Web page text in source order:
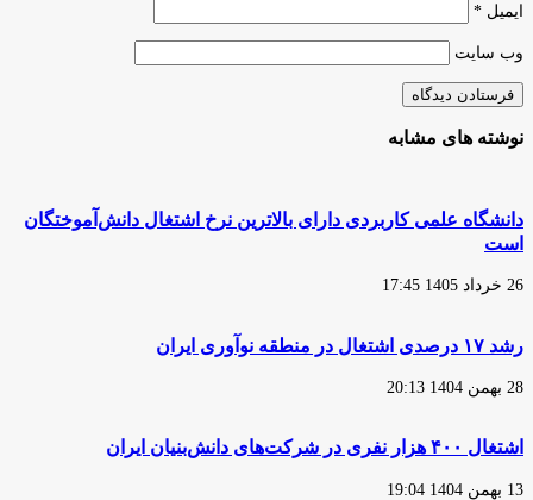
ایمیل *
وب‌ سایت
نوشته های مشابه
دانشگاه علمی کاربردی دارای بالاترین نرخ اشتغال دانش‌آموختگان
است
26 خرداد 1405 17:45
رشد ۱۷ درصدی اشتغال در منطقه نوآوری ایران
28 بهمن 1404 20:13
اشتغال ۴۰۰ هزار نفری در شرکت‌های دانش‌بنیان ایران
13 بهمن 1404 19:04